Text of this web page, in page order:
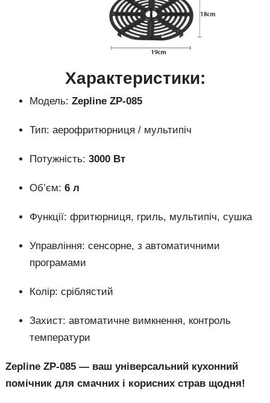
Характеристики:
Модель: Zepline ZP-085
Тип: аерофритюрниця / мультипіч
Потужність: 3000 Вт
Об’єм: 6 л
Функції: фритюрниця, гриль, мультипіч, сушка
Управління: сенсорне, з автоматичними
програмами
Колір: сріблястий
Захист: автоматичне вимкнення, контроль
температури
Zepline ZP-085 — ваш універсальний кухонний
помічник для смачних і корисних страв щодня!